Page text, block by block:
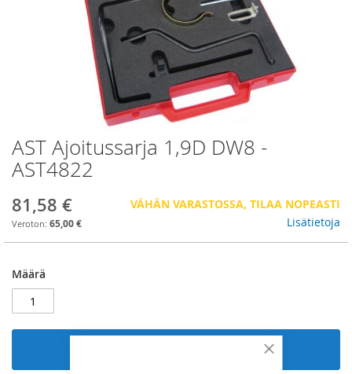
Sulje
Skip
to
the
of
the
AST Ajoitussarja 1,9D DW8 -
AST4822
81,58 €
65,00 €
VÄHÄN VARASTOSSA, TILAA NOPEASTI
Lisätietoja
Määrä